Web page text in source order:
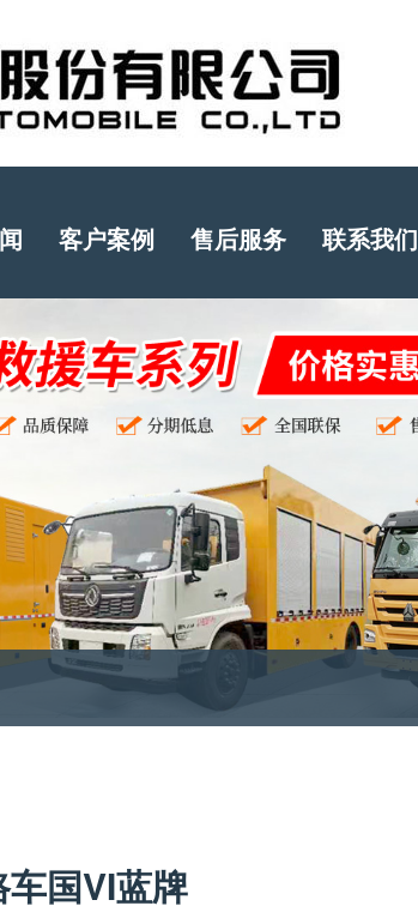
客户案例 售后服务 联系我们
国VI蓝牌